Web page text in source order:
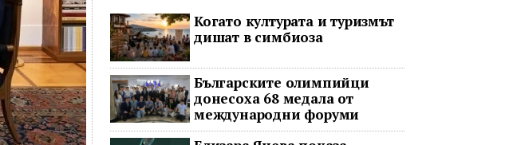
Когато културата и туризмът
дишат в симбиоза
Българските олимпийци
донесоха 68 медала от
международни форуми